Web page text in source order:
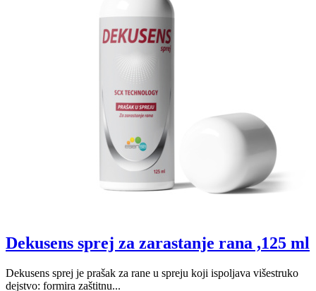
Dekusens sprej za zarastanje rana ,125 ml
Dekusens sprej je prašak za rane u spreju koji ispoljava višestruko
dejstvo: formira zaštitnu...